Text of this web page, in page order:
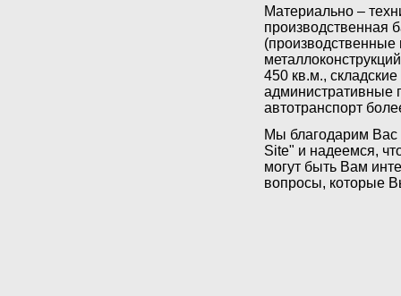
Материально –
производственная
450 кв.м.,
автотранспорт
Мы благодарим Вас
Site" и надеемся,
могут быть Вам
вопросы, которые